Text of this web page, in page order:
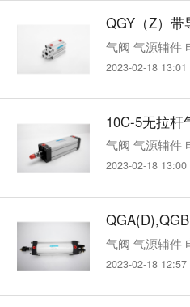
QGY（Z）
气阀 气源辅件
2023-02-18 13:01
10C-5无拉杆
气阀 气源辅件
2023-02-18 13:00
气阀 气源辅件
2023-02-18 12:57